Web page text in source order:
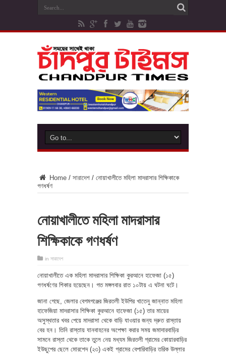
Home / সারাদেশ / নোয়াখালীতে মহিলা মাদরাসার শিক্ষিকাকে
গণধর্ষণ
নোয়াখালীতে মহিলা মাদরাসার
শিক্ষিকাকে গণধর্ষণ
in সারাদেশ
নোয়াখালীতে এক মহিলা মাদরাসার শিক্ষিকা কুরআনে হাফেজা (১৫)
গণধর্ষণের শিকার হয়েছেন। গত মঙ্গলবার রাত ১০টায় এ ঘটনা ঘটে।
জানা গেছে, জেলার বেগমগঞ্জের জিরতলী ইউপির খাতেনু জান্নাত মহিলা
হাফেজিয়া মাদরাসার শিক্ষিকা কুরআনে হাফেজা (১৫) তার মায়ের
অসুস্থতার খবর পেয়ে মাদরাসা থেকে বাড়ি যাওয়ার জন্য দ্রুত রাস্তায়
বের হন। তিনি রাস্তায় যানবাহনের অপেক্ষা করার সময় জমাদারবাড়ির
সামনে রাস্তা থেকে তাকে তুলে নেয় মধ্যম জিরতলী গ্রামের কোয়ারবাড়ির
ইউছুপের ছেলে মোরশেদ (২৩) একই গ্রামের বেপারিবাড়ির তরিক উল্লার